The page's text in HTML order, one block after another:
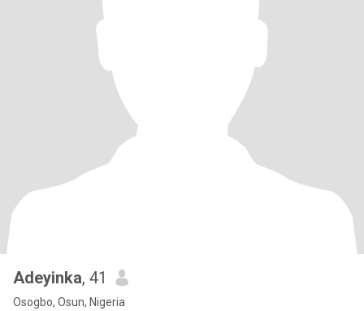
Adeyinka, 41
Osogbo, Osun, Nigeria